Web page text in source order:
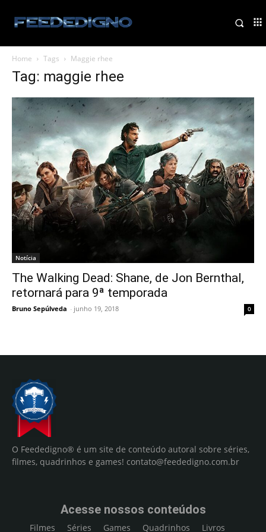
Home Tags Maggie rhee
Tag: maggie rhee
Notícia
The Walking Dead: Shane, de Jon Bernthal,
retornará para 9ª temporada
Bruno Sepúlveda - junho 19, 2018 0
O Feededigno® é um site de conteúdo autoral sobre séries,
filmes, quadrinhos e games! contato@feededigno.com.br
Acesse nossos conteúdos
Filmes Séries Games Quadrinhos Livros